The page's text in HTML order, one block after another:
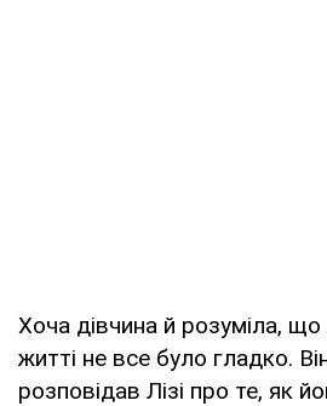
Хоча дівчина й розуміла,
житті не все було гладко.
розповідав Лізі про те, як